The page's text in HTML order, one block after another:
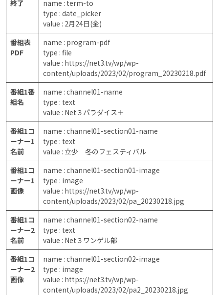
終了
name : term-to
type : date_picker
value : 2月24日(金)
番組表
PDF
name : program-pdf
type : file
value : https://net3.tv/wp/wp-
content/uploads/2023/02/program_20230218.pdf
番組1番
組名
name : channel01-name
type : text
value : Net３パラダイス＋
番組1コ
ーナー1
名前
name : channel01-section01-name
type : text
value : 立少 冬のフェスティバル
番組1コ
ーナー1
画像
name : channel01-section01-image
type : image
value : https://net3.tv/wp/wp-
content/uploads/2023/02/pa_20230218.jpg
番組1コ
ーナー2
名前
name : channel01-section02-name
type : text
value : Net３ワンゲル部
番組1コ
ーナー2
画像
name : channel01-section02-image
type : image
value : https://net3.tv/wp/wp-
content/uploads/2023/02/pa2_20230218.jpg